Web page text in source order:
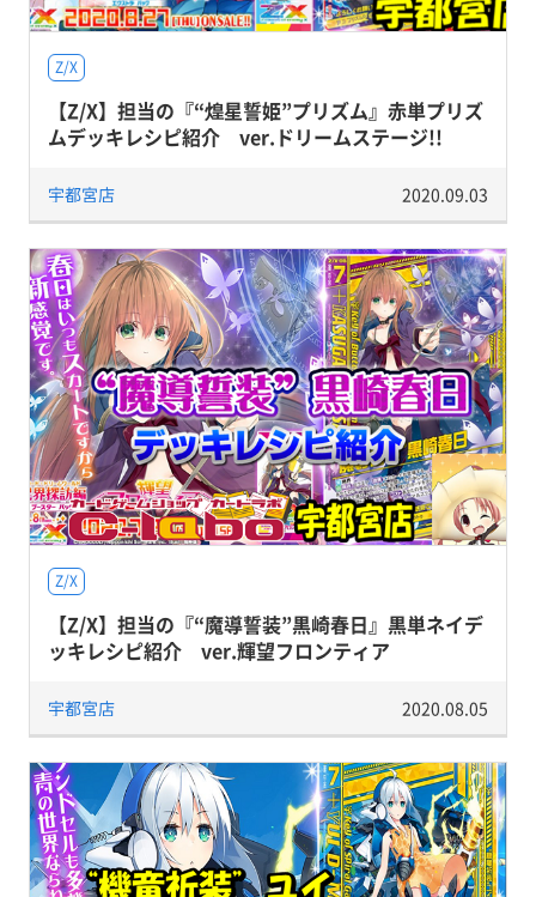
Z/X
【Z/X】担当の『“煌星誓姫”プリズム』赤単プリズ
ムデッキレシピ紹介 ver.ドリームステージ!!
宇都宮店 2020.09.03
Z/X
【Z/X】担当の『“魔導誓装”黒崎春日』黒単ネイデ
ッキレシピ紹介 ver.輝望フロンティア
宇都宮店 2020.08.05